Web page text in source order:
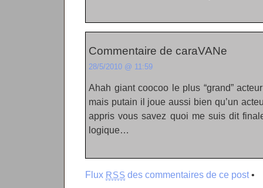
Commentaire de caraVANe
28/5/2010 @ 11:59
Ahah giant coocoo le plus “grand”
mais putain il joue aussi bien qu’un
appris vous savez quoi me suis dit
logique…
Flux RSS des commentaires de ce post•